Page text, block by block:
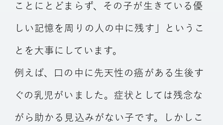
ことにとどまらず、その子が生きている優
しい記憶を周りの人の中に残す」というこ
とを大事にしています。
例えば、口の中に先天性の癌がある生後す
ぐの乳児がいました。症状としては残念な
がら助かる見込みがない子です。しかしこ